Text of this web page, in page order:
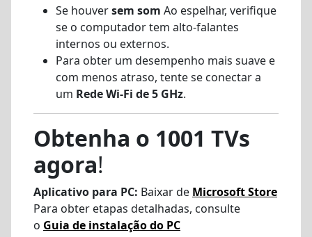
Se houversem som Ao espelhar, verifique
se o computador tem alto-falantes
internos ou externos.
Para obter um desempenho mais suave e
com menos atraso, tente se conectar a
um Rede Wi-Fi de 5 GHz.
Obtenha o 1001 TVs
agora!
Aplicativo para PC: Baixar de Microsoft Store
Para obter etapas detalhadas, consulte
o Guia de instalação do PC